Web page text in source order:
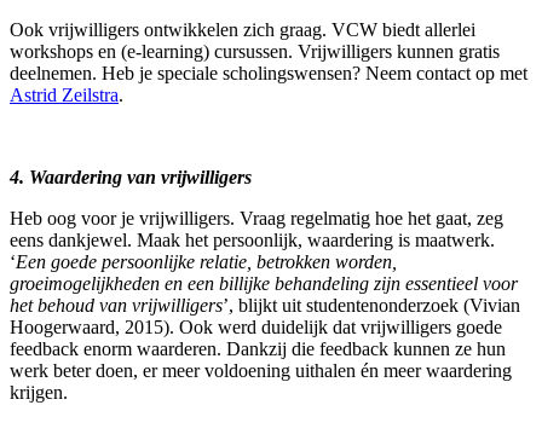
Ook vrijwilligers ontwikkelen zich graag. VCW biedt allerlei
workshops en (e-learning) cursussen. Vrijwilligers kunnen gratis
deelnemen. Heb je speciale scholingswensen? Neem contact op met
Astrid Zeilstra.
4. Waardering van vrijwilligers
Heb oog voor je vrijwilligers. Vraag regelmatig hoe het gaat, zeg
eens dankjewel. Maak het persoonlijk, waardering is maatwerk.
‘Een goede persoonlijke relatie, betrokken worden,
groeimogelijkheden en een billijke behandeling zijn essentieel voor
het behoud van vrijwilligers’, blijkt uit studentenonderzoek (Vivian
Hoogerwaard, 2015). Ook werd duidelijk dat vrijwilligers goede
feedback enorm waarderen. Dankzij die feedback kunnen ze hun
werk beter doen, er meer voldoening uithalen én meer waardering
krijgen.